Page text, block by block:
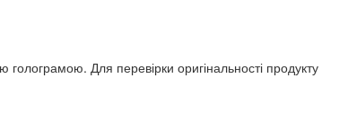
Для перевірки оригінальності продукту